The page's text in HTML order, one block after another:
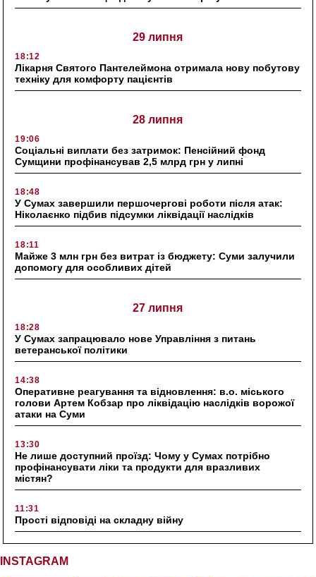
29 липня
18:12
Лікарня Святого Пантелеймона отримала нову побутову
техніку для комфорту пацієнтів
28 липня
19:06
Соціальні виплати без затримок: Пенсійний фонд
Сумщини профінансував 2,5 млрд грн у липні
18:48
У Сумах завершили першочергові роботи після атак:
Ніколаєнко підбив підсумки ліквідації наслідків
18:11
Майже 3 млн грн без витрат із бюджету: Суми залучили
допомогу для особливих дітей
27 липня
18:28
У Сумах запрацювало нове Управління з питань
ветеранської політики
14:38
Оперативне реагування та відновлення: в.о. міського
голови Артем Кобзар про ліквідацію наслідків ворожої
атаки на Суми
13:30
Не лише доступний проїзд: Чому у Сумах потрібно
профінансувати ліки та продукти для вразливих
містян?
11:31
Прості відповіді на складну війну
INSTAGRAM